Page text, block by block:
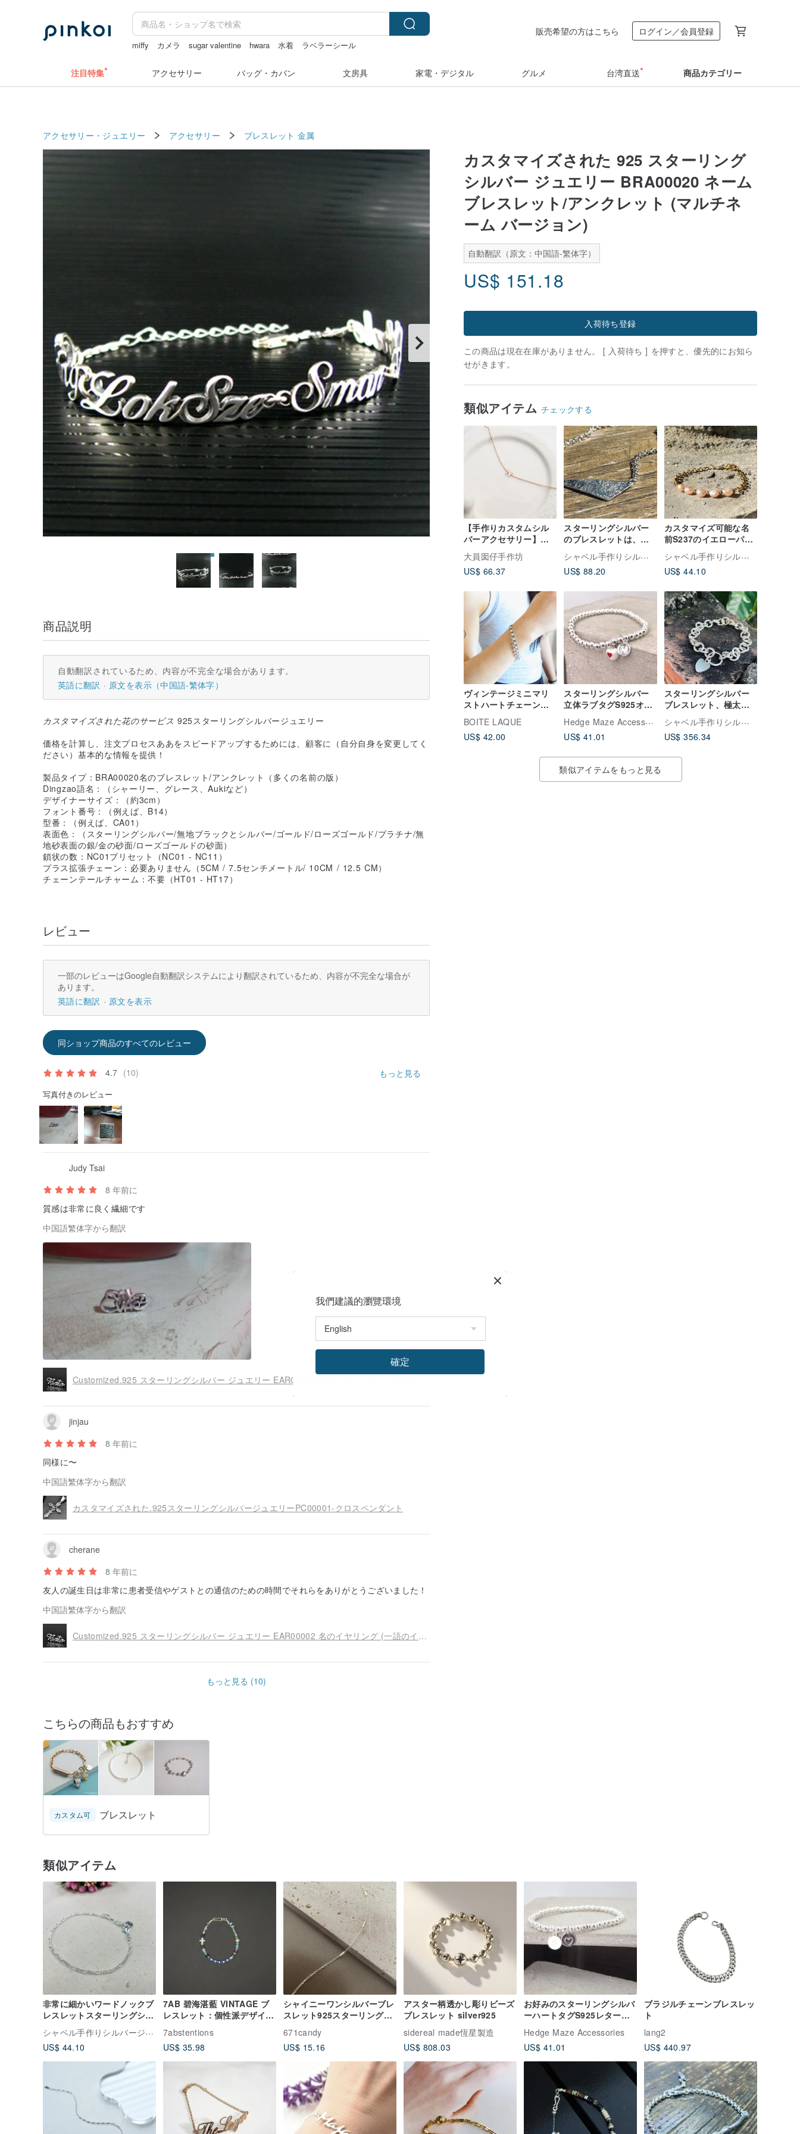
miffy カメラ sugar valentine hwara 水着
ラベラーシール
販売希望の方はこちら ログイン／会員登録
注目特集 アクセサリー バッグ・カバン 文房具 家電・デジタル グルメ 台湾直送 商品カテゴリー
アクセサリー・ジュエリー アクセサリー ブレスレット 金属
カスタマイズされた 925 スターリング
シルバー ジュエリー BRA00020 ネーム
ブレスレット/アンクレット (マルチネ
ーム バージョン)
自動翻訳（原文：中国語-繁体字）
US$ 151.18
入荷待ち登録
この商品は現在在庫がありません。 [ 入荷待ち ] を押すと、優先的にお知ら
せがきます。
類似アイテム チェックする
【手作りカスタムシル
バーアクセサリー】英
字 純銀 x ローズゴール
ド カスタマイズ細身ブ
レスレット／アンクレ
大員囡仔手作坊
US$ 66.37
スターリングシルバー
のブレスレットは、
S560の名前をカスタマ
イズできます
シャベル手作りシルバージュエリー
US$ 88.20
カスタマイズ可能な名
前S237のイエローパー
ルブレスレット
シャベル手作りシルバージュエリー
US$ 44.10
ヴィンテージミニマリ
ストハートチェーンシ
ルバーブレスレット
BOITE LAQUE
US$ 42.00
スターリングシルバー
立体ラブタグS925オプ
ションレターブレスレ
ット
Hedge Maze Accessories
US$ 41.01
スターリングシルバー
ブレスレット、極太の
ラブタグ、カスタマイ
ズ可能な名前S47
シャベル手作りシルバージュエリー
US$ 356.34
類似アイテムをもっと見る
商品説明
自動翻訳されているため、内容が不完全な場合があります。
英語に翻訳
原文を表示（中国語-繁体字）
カスタマイズされた花のサービス 925スターリングシルバージュエリー
価格を計算し、注文プロセスああをスピードアップするためには、顧客に（自分自身を変更してく
ださい）基本的な情報を提供！
製品タイプ：BRA00020名のブレスレット/アンクレット（多くの名前の版）
Dingzao語名：（シャーリー、グレース、Aukiなど）
デザイナーサイズ：（約3cm）
フォント番号：（例えば、B14）
型番：（例えば、CA01）
表面色：（スターリングシルバー/無地ブラックとシルバー/ゴールド/ローズゴールド/プラチナ/無
地砂表面の銀/金の砂面/ローズゴールドの砂面）
鎖状の数：NC01プリセット（NC01 - NC11）
プラス拡張チェーン：必要ありません（5CM / 7.5センチメートル/ 10CM / 12.5 CM）
チェーンテールチャーム：不要（HT01 - HT17）
レビュー
一部のレビューはGoogle自動翻訳システムにより翻訳されているため、内容が不完全な場合が
あります。
英語に翻訳
原文を表示
同ショップ商品のすべてのレビュー
4.7 (10) もっと見る
写真付きのレビュー
Judy Tsai
8 年前に
質感は非常に良く繊細です
中国語繁体字から翻訳
jinjau
8 年前に
同様に〜
中国語繁体字から翻訳
カスタマイズされた.925スターリングシルバージュエリーPC00001-クロスペンダント
cherane
8 年前に
友人の誕生日は非常に患者受信やゲストとの通信のための時間でそれらをありがとうございました！
中国語繁体字から翻訳
Customized.925 スターリングシルバー ジュエリー EAR00002 名のイヤリング (一語のイヤリング/イヤリング)
もっと見る (10)
こちらの商品もおすすめ
カスタム可 ブレスレット
類似アイテム
非常に細かいワードノックブ
レスレットスターリングシル
バーカスタマイズ名S222
シャベル手作りシルバージュエリー
US$ 44.10
7AB 碧海湛藍 VINTAGE ブ
レスレット：個性派デザイン
925シルバー クロス ブルー
系 レトロ ユニセックス ブレ
スレット
7abstentions
US$ 35.98
シャイニーワンシルバーブレ
スレット925スターリングシ
ルバージュエリー
671candy
US$ 15.16
アスター柄透かし彫りビーズ
ブレスレット silver925
sidereal made恆星製造
US$ 808.03
お好みのスターリングシルバ
ーハートタグS925レターブ
レスレット
Hedge Maze Accessories
US$ 41.01
ブラジルチェーンブレスレッ
ト
lang2
US$ 440.97
我們建議的瀏覽環境
確定